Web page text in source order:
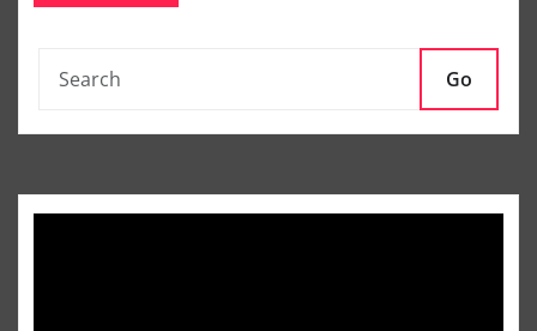
Go